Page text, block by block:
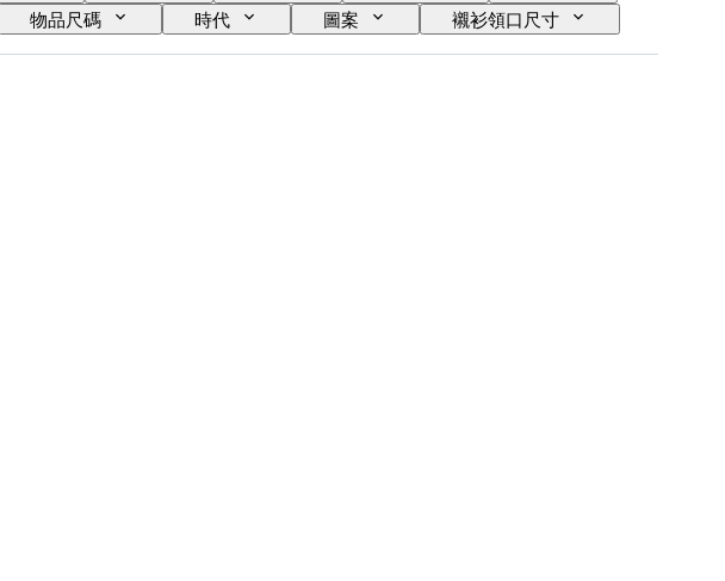
物品尺碼 時代 圖案
襯衫領口尺寸